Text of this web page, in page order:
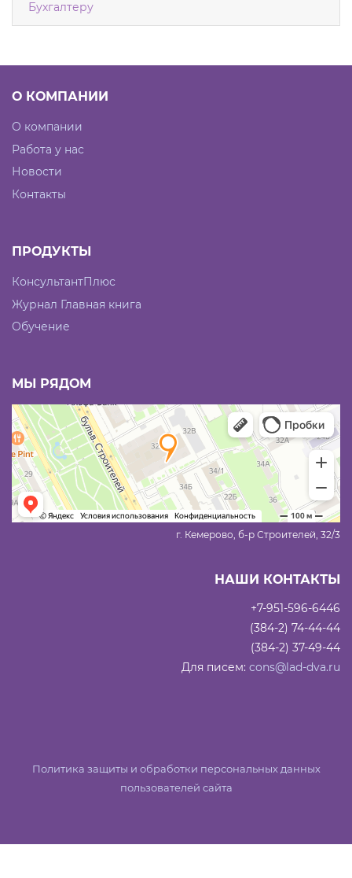
Бухгалтеру
О КОМПАНИИ
О компании
Работа у нас
Новости
Контакты
ПРОДУКТЫ
КонсультантПлюс
Журнал Главная книга
Обучение
МЫ РЯДОМ
г. Кемерово, б-р Строителей, 32/3
НАШИ КОНТАКТЫ
+7-951-596-6446
(384-2) 74-44-44
(384-2) 37-49-44
Для писем: cons@lad-dva.ru
Политика защиты и обработки персональных данных
пользователей сайта